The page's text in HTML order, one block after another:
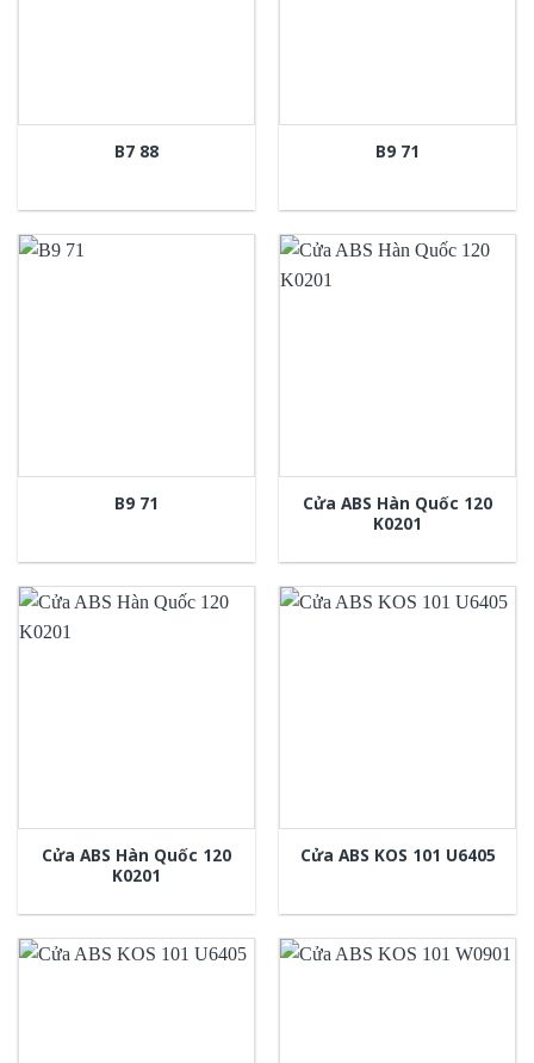
B7 88 B9 71
B9 71
Cửa ABS Hàn Quốc 120
K0201
Cửa ABS Hàn Quốc 120
K0201
Cửa ABS KOS 101 U6405